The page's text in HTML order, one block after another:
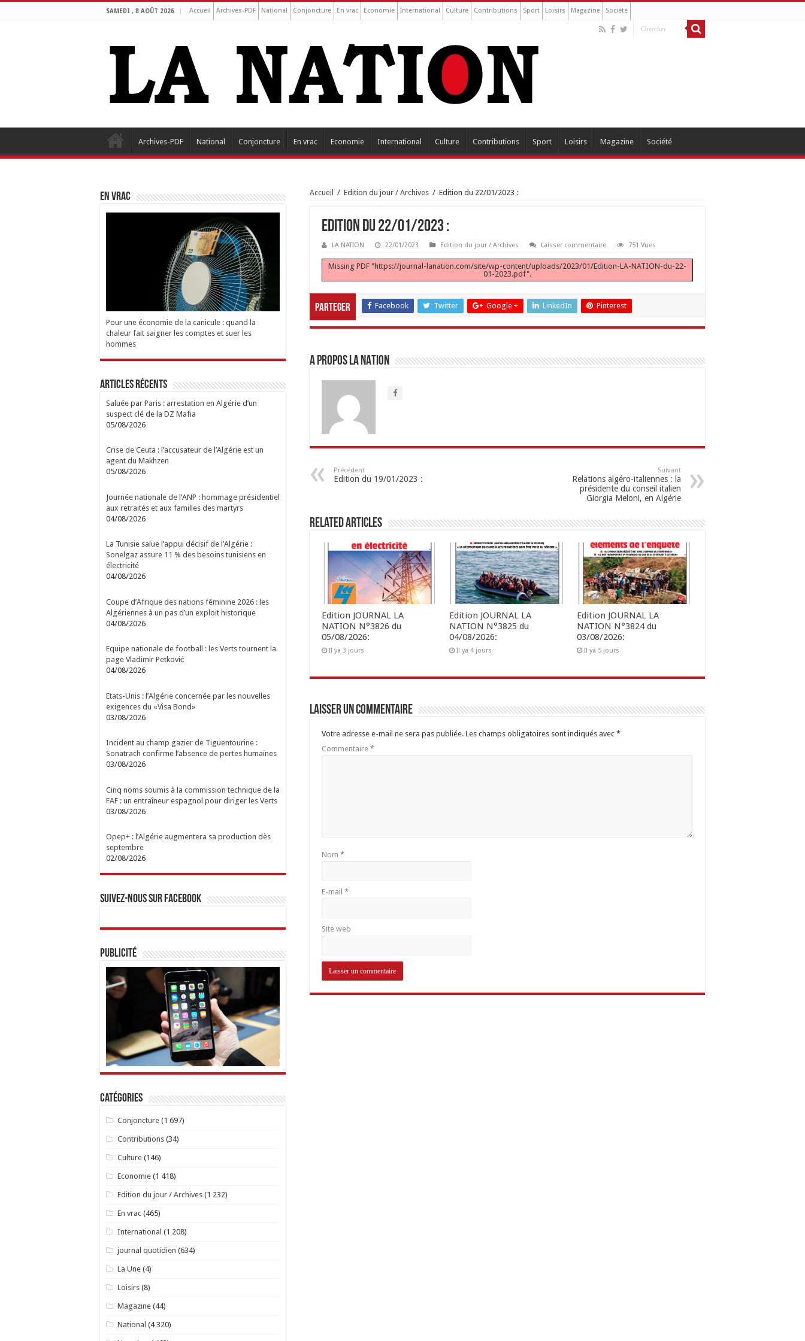
SAMEDI , 8 AOÛT 2026 Accueil Archives-PDF National Conjoncture En vrac Economie International Culture Contributions Sport Loisirs Magazine Société
Archives-PDF National Conjoncture En vrac Economie International Culture Contributions Sport Loisirs Magazine Société
Accueil / Edition du jour / Archives / Edition du 22/01/2023 :
Edition du 22/01/2023 :
LA NATION 22/01/2023 Edition du jour / Archives Laisser commentaire 751 Vues
Missing PDF "https://journal-lanation.com/site/wp-content/uploads/2023/01/Edition-LA-NATION-du-22-
01-2023.pdf".
Parteger Facebook Twitter Google + LinkedIn Pinterest
A propos LA NATION
Précédent
Edition du 19/01/2023 :
Suivant
Relations algéro-italiennes : la
présidente du conseil italien
Giorgia Meloni, en Algérie
Related Articles
Edition JOURNAL LA
NATION N°3826 du
05/08/2026:
Il ya 3 jours
Edition JOURNAL LA
NATION N°3825 du
04/08/2026:
Il ya 4 jours
Edition JOURNAL LA
NATION N°3824 du
03/08/2026:
Il ya 5 jours
Laisser un commentaire
Votre adresse e-mail ne sera pas publiée. Les champs obligatoires sont indiqués avec *
Commentaire *
Nom *
E-mail *
Site web
EN VRAC
Pour une économie de la canicule : quand la
chaleur fait saigner les comptes et suer les
hommes
Articles Récents
Saluée par Paris : arrestation en Algérie d’un
suspect clé de la DZ Mafia
05/08/2026
Crise de Ceuta : l’accusateur de l’Algérie est un
agent du Makhzen
05/08/2026
Journée nationale de l’ANP : hommage présidentiel
aux retraités et aux familles des martyrs
04/08/2026
La Tunisie salue l’appui décisif de l’Algérie :
Sonelgaz assure 11 % des besoins tunisiens en
électricité
04/08/2026
Coupe d’Afrique des nations féminine 2026 : les
Algériennes à un pas d’un exploit historique
04/08/2026
Equipe nationale de football : les Verts tournent la
page Vladimir Petković
04/08/2026
Etats-Unis : l’Algérie concernée par les nouvelles
exigences du «Visa Bond»
03/08/2026
Incident au champ gazier de Tiguentourine :
Sonatrach confirme l’absence de pertes humaines
03/08/2026
Cinq noms soumis à la commission technique de la
FAF : un entraîneur espagnol pour diriger les Verts
03/08/2026
Opep+ : l’Algérie augmentera sa production dès
septembre
02/08/2026
Suivez-nous sur Facebook
Publicité
Catégories
Conjoncture(1 697)
Contributions(34)
Culture(146)
Economie(1 418)
Edition du jour / Archives(1 232)
En vrac(465)
International (1 208)
journal quotidien (634)
La Une(4)
Loisirs(8)
Magazine(44)
National (4 320)